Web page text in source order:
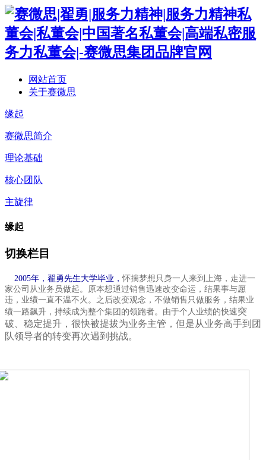
网站首页
关于赛微思
缘起
赛微思简介
理论基础
核心团队
主旋律
缘起
切换栏目
2005年，翟勇先生大学毕业，怀揣梦想只身一人来到上海，走进一
家公司从业务员做起。原本想通过销售迅速改变命运，结果事与愿
违，业绩一直不温不火。之后改变观念，不做销售只做服务，结果业
绩一路飙升，持续成为整个集团的领跑者。由于个人业绩的快速突
破、稳定提升，很快被提拔为业务主管，但是从业务高手到团
队领导者的转变再次遇到挑战。